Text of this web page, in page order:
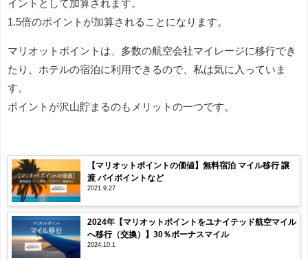
イントとして加算されます。
1.5倍のポイントが加算されることになります。
マリオットポイントは、多数の航空会社マイレージに移行でき
たり、ホテルの宿泊に利用できるので、私は気に入っていま
す。
ポイントが沢山貯まるのもメリットの一つです。
【マリオットポイントの価値】無料宿泊 マイル移行 譲
渡 バイポイントなど
2021.9.27
2024年【マリオットポイントをユナイテッド航空マイル
へ移行（交換）】30％ボーナスマイル
2024.10.1